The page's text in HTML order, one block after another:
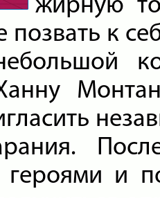
к
героями и